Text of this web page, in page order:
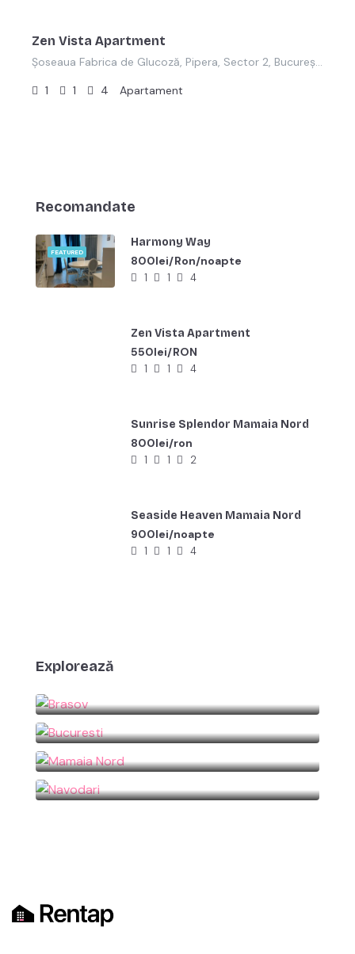
Zen Vista Apartment
Șoseaua Fabrica de Glucoză, Pipera, Sector 2, București, 020332, România
1
1 4 Apartament
Recomandate
FEATURED
Harmony Way
800lei/Ron/noapte
1 1 4
Zen Vista Apartment
550lei/RON
1 1 4
Sunrise Splendor Mamaia Nord
800lei/ron
1 1 2
Seaside Heaven Mamaia Nord
900lei/noapte
1 1 4
Explorează